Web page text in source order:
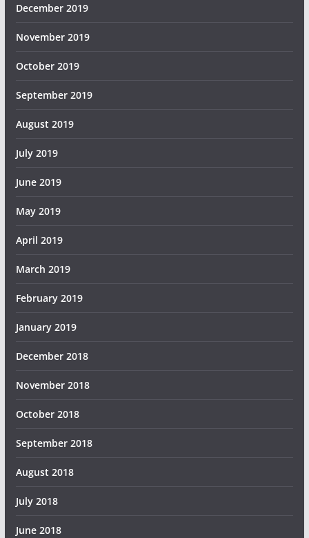
December 2019
November 2019
October 2019
September 2019
August 2019
July 2019
June 2019
May 2019
April 2019
March 2019
February 2019
January 2019
December 2018
November 2018
October 2018
September 2018
August 2018
July 2018
June 2018